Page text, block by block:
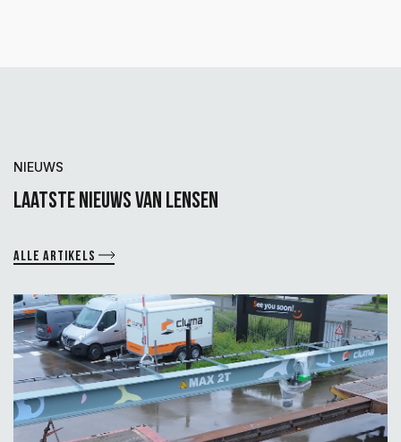
NIEUWS
Laatste nieuws van lensen
Alle artikels